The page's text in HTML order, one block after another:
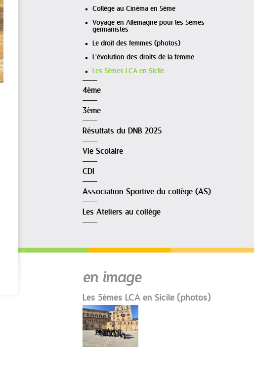
Collège au Cinéma en 5ème
Voyage en Allemagne pour les 5èmes
germanistes
Le droit des femmes (photos)
L'évolution des droits de la femme
Les 5èmes LCA en Sicile
4ème
3ème
Résultats du DNB 2025
Vie Scolaire
CDI
Association Sportive du collège (AS)
Les Ateliers au collège
en image
Les 5èmes LCA en Sicile (photos)